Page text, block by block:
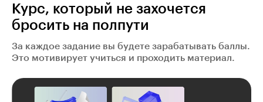
Курс, который не захочется
бросить на полпути
За каждое задание вы будете зарабатывать баллы.
Это мотивирует учиться и проходить материал.